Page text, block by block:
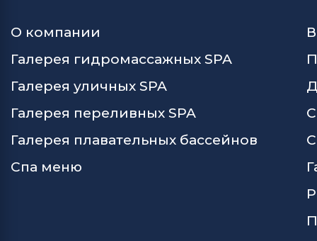
О компании
Галерея гидромассажных SPA
Галерея уличных SPA
Галерея переливных SPA
Галерея плавательных бассейнов
Спа меню